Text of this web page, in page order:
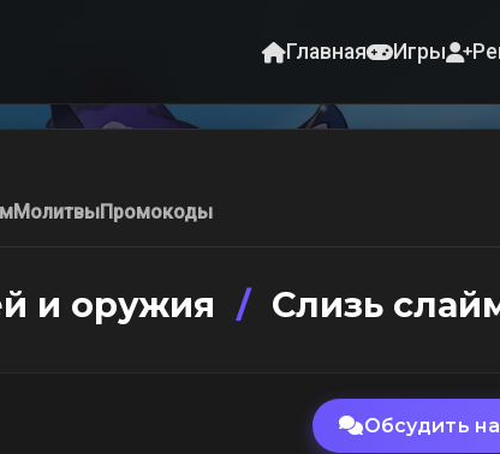
Главная Игры
МолитвыПромокоды
и оружия / Слизь
Обсудить